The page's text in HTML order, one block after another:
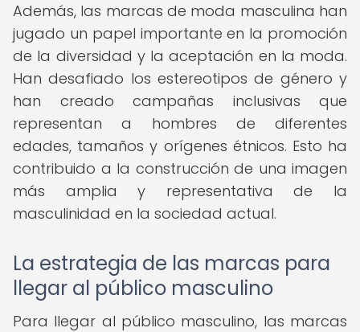
Además, las marcas de moda masculina han
jugado un papel importante en la promoción
de la diversidad y la aceptación en la moda.
Han desafiado los estereotipos de género y
han creado campañas inclusivas que
representan a hombres de diferentes
edades, tamaños y orígenes étnicos. Esto ha
contribuido a la construcción de una imagen
más amplia y representativa de la
masculinidad en la sociedad actual.
La estrategia de las marcas para
llegar al público masculino
Para llegar al público masculino, las marcas